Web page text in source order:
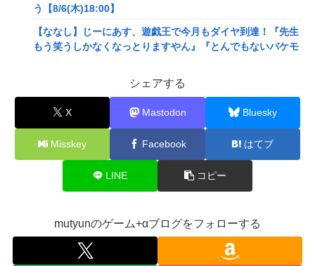
う【8/6(木)18:00】
【ななし】じーにあす、遊戯王で今月もダイヤ到達！『先生
もう笑うしかなくなっとりますやん』『とんでもないバケモ
メディア「Switch2版『モンハンワイルズ』はDLSS込みで
最大1440p動作」
【艦これ】E4とE5はどっちの方が難しい？ E5甲はウイニン
グランって聞いたんだけど
【艦これ】今から提督に着任するなら皆吹雪初期艦なんだろ
【悲報】風俗嬢やってる女の末路ｗｗｗｗｗｗｗｗｗｗｗ
【警告】社会人「スムージーにキウイ皮ごと入れよ。これ美
シェアする
X Mastodon Bluesky
Misskey Facebook はてブ
LINE コピー
mutyunのゲーム+αブログをフォローする